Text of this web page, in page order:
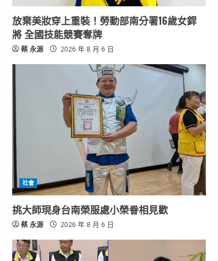
i
n
g
放棄美妝穿上重裝！勞動部南分署16歲女銲
將 全國技能競賽奪牌
蔡 永源 2026 年 8 月 6 日
社會
挑大師現身台南榮服處小榮眷相見歡
蔡 永源 2026 年 8 月 6 日